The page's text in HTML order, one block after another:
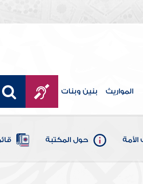
المواريث بنين وبنات
الأمة حول المكتبة